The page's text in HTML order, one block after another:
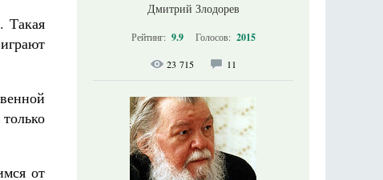
Такая
от
Дмитрий Злодорев
Рейтинг: 9.9 Голосов: 2015
23 715 11